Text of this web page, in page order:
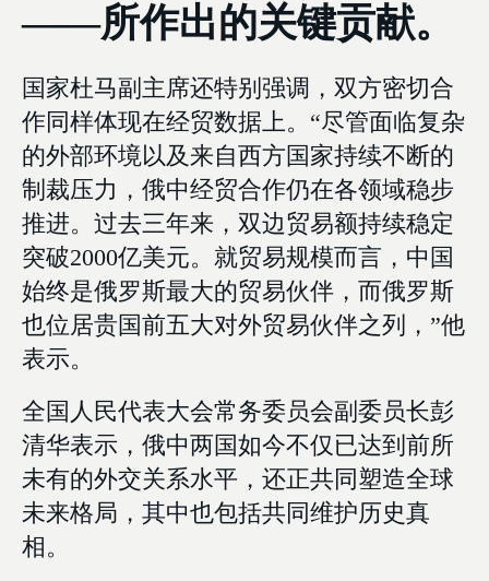
——所作出的关键贡献。
国家杜马副主席还特别强调，双方密切合
作同样体现在经贸数据上。“尽管面临复杂
的外部环境以及来自西方国家持续不断的
制裁压力，俄中经贸合作仍在各领域稳步
推进。过去三年来，双边贸易额持续稳定
突破2000亿美元。就贸易规模而言，中国
始终是俄罗斯最大的贸易伙伴，而俄罗斯
也位居贵国前五大对外贸易伙伴之列，”他
表示。
全国人民代表大会常务委员会副委员长彭
清华表示，俄中两国如今不仅已达到前所
未有的外交关系水平，还正共同塑造全球
未来格局，其中也包括共同维护历史真
相。